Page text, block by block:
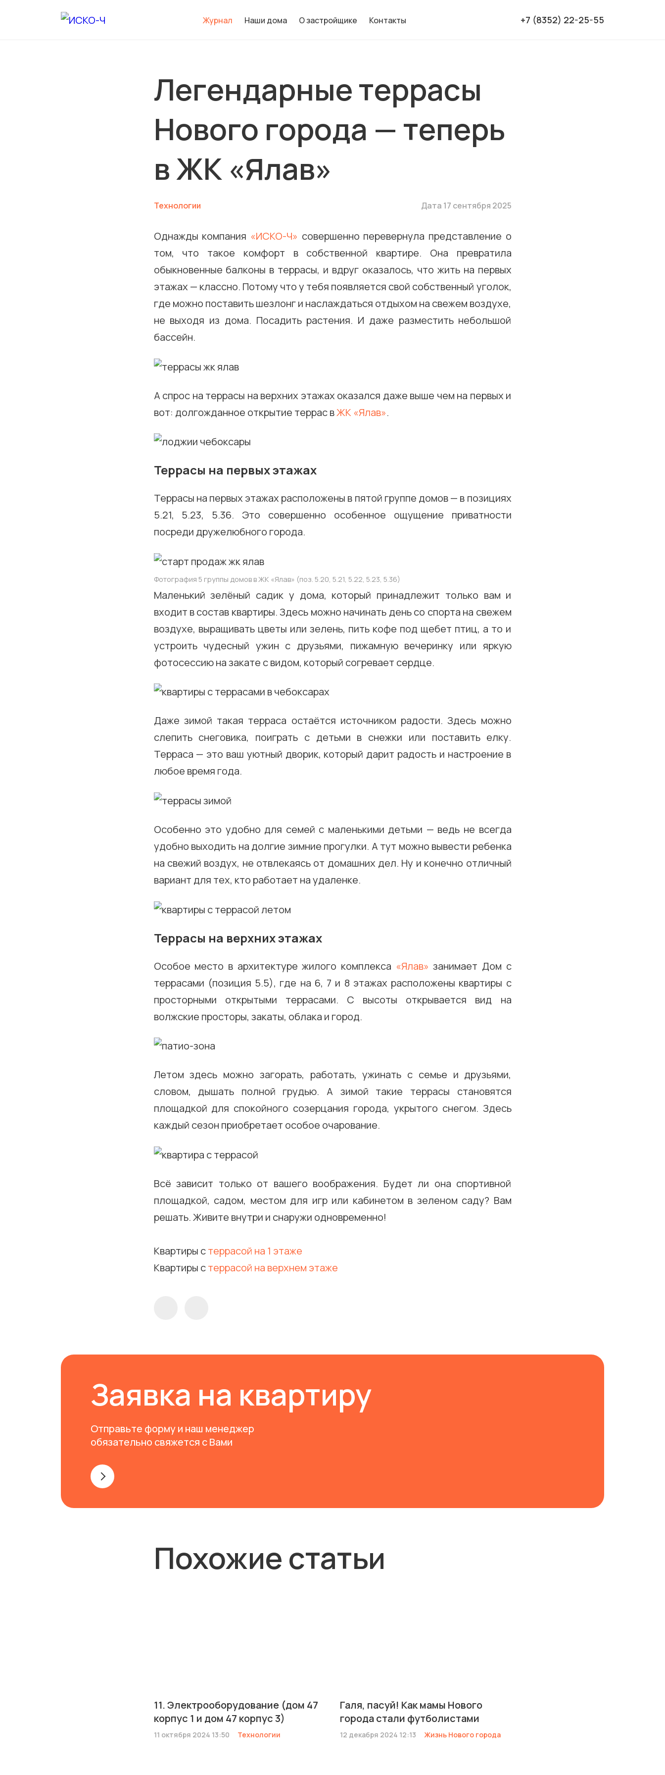
Журнал Наши дома О застройщике Контакты +7 (8352) 22-25-55
Легендарные террасы
Нового города — теперь
в ЖК «Ялав»
Технологии Дата 17 сентября 2025
Однажды компания «ИСКО-Ч» совершенно перевернула представление о
том, что такое комфорт в собственной квартире. Она превратила
обыкновенные балконы в террасы, и вдруг оказалось, что жить на первых
этажах — классно. Потому что у тебя появляется свой собственный уголок,
где можно поставить шезлонг и наслаждаться отдыхом на свежем воздухе,
не выходя из дома. Посадить растения. И даже разместить небольшой
бассейн.
А спрос на террасы на верхних этажах оказался даже выше чем на первых и
вот: долгожданное открытие террас вЖК «Ялав».
Террасы на первых этажах
Террасы на первых этажах расположены в пятой группе домов — в позициях
5.21, 5.23, 5.36. Это совершенно особенное ощущение приватности
посреди дружелюбного города.
Фотография 5 группы домов в ЖК «Ялав» (поз. 5.20, 5.21, 5.22, 5.23, 5.36)
Маленький зелёный садик у дома, который принадлежит только вам и
входит в состав квартиры. Здесь можно начинать день со спорта на свежем
воздухе, выращивать цветы или зелень, пить кофе под щебет птиц, а то и
устроить чудесный ужин с друзьями, пижамную вечеринку или яркую
фотосессию на закате с видом, который согревает сердце.
Даже зимой такая терраса остаётся источником радости. Здесь можно
слепить снеговика, поиграть с детьми в снежки или поставить елку.
Терраса — это ваш уютный дворик, который дарит радость и настроение в
любое время года.
Особенно это удобно для семей с маленькими детьми — ведь не всегда
удобно выходить на долгие зимние прогулки. А тут можно вывести ребенка
на свежий воздух, не отвлекаясь от домашних дел. Ну и конечно отличный
вариант для тех, кто работает на удаленке.
Террасы на верхних этажах
Особое место в архитектуре жилого комплекса «Ялав» занимает Дом с
террасами (позиция 5.5), где на 6, 7 и 8 этажах расположены квартиры с
просторными открытыми террасами. С высоты открывается вид на
волжские просторы, закаты, облака и город.
Летом здесь можно загорать, работать, ужинать с семье и друзьями,
словом, дышать полной грудью. А зимой такие террасы становятся
площадкой для спокойного созерцания города, укрытого снегом. Здесь
каждый сезон приобретает особое очарование.
Всё зависит только от вашего воображения. Будет ли она спортивной
площадкой, садом, местом для игр или кабинетом в зеленом саду? Вам
решать. Живите внутри и снаружи одновременно!
Квартиры стеррасой на 1 этаже
Квартиры стеррасой на верхнем этаже
Заявка на квартиру
Отправьте форму и наш менеджер
обязательно свяжется с Вами
Похожие статьи
11. Электрооборудование (дом 47
корпус 1 и дом 47 корпус 3)
11 октября 2024 13:50 Технологии
Галя, пасуй! Как мамы Нового
города стали футболистами
12 декабря 2024 12:13 Жизнь Нового города